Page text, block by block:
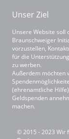
Unser Ziel
Unsere Website soll
Braunschweiger
vorzustellen,
für die
zu werben.
Außerdem möchten
(ehrenamtliche
Geldspenden
machen.
© 2015 - 2023 Wir